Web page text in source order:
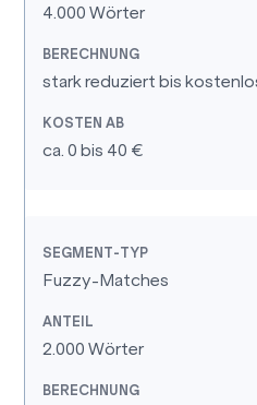
4.000 Wörter
stark reduziert bis
ca. 0 bis 40 €
Fuzzy-Matches
2.000 Wörter